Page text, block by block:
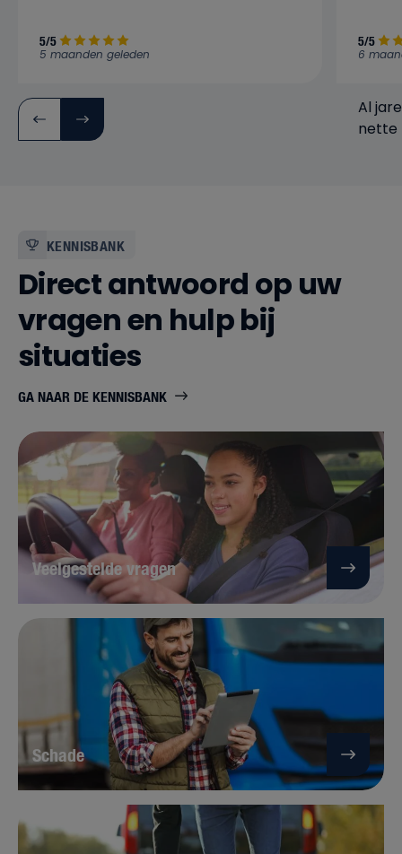
5/5
5 maanden geleden
Al
nette
5/5
6
KENNISBANK
Direct antwoord op uw
vragen en hulp bij
situaties
GA NAAR DE KENNISBANK
Veelgestelde vragen
Schade